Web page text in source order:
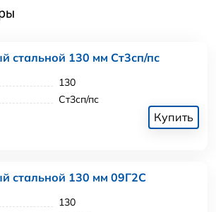
стальной 130 мм Ст3сп/пс
130
Ст3сп/пс
Купить
стальной 130 мм 09Г2С
130